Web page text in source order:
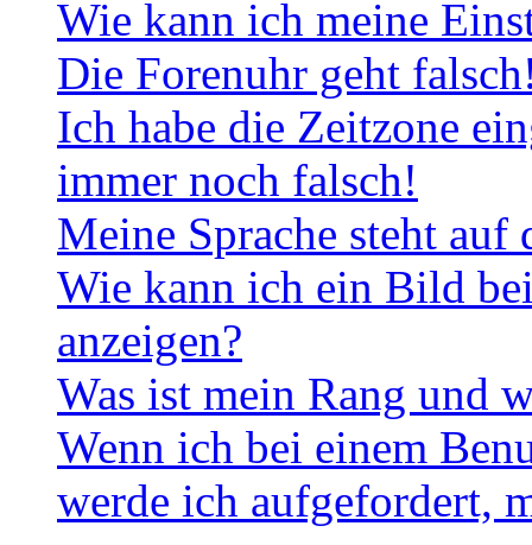
Wie kann ich meine
Die Forenuhr geht
Ich habe die Zeitzone
immer noch falsch!
Meine Sprache steht
Wie kann ich ein Bild
anzeigen?
Was ist mein Rang und
Wenn ich bei einem
werde ich aufgefordert,